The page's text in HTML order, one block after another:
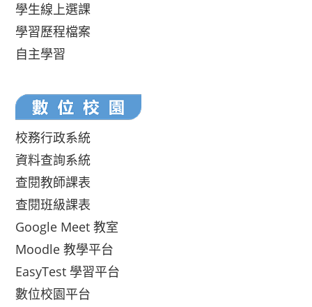
學生線上選課
學習歷程檔案
自主學習
校務行政系統
資料查詢系統
查閱教師課表
查閱班級課表
Google Meet 教室
Moodle 教學平台
EasyTest 學習平台
數位校園平台